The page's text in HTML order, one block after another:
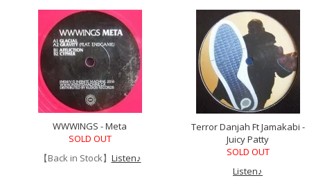
WWWINGS - Meta
SOLD OUT
【Back in Stock】 Listen♪
Terror Danjah Ft Jamakabi -
Juicy Patty
SOLD OUT
Listen♪